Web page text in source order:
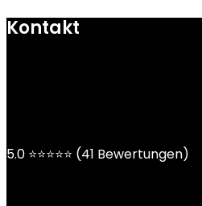
Kontakt
5.0 ⭐⭐⭐⭐⭐ (41 Bewertungen)